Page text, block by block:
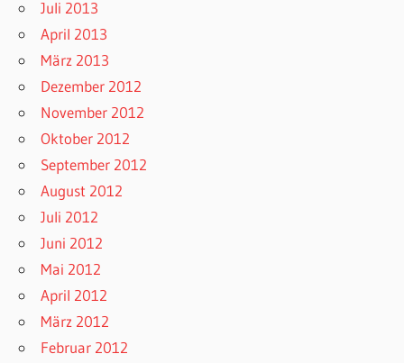
Juli 2013
April 2013
März 2013
Dezember 2012
November 2012
Oktober 2012
September 2012
August 2012
Juli 2012
Juni 2012
Mai 2012
April 2012
März 2012
Februar 2012